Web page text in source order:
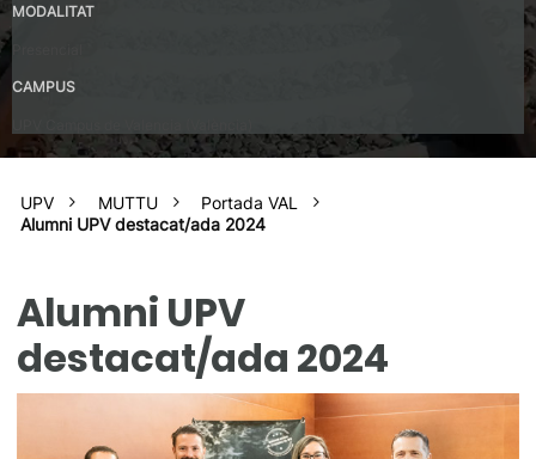
MODALITAT
CAMPUS
UPV MUTTU
Portada VAL
Alumni UPV destacat/ada 2024
Alumni UPV
destacat/ada 2024